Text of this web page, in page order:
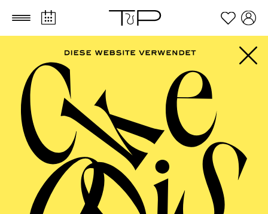
Zum Hauptinhalt springen Zum Footer springen
AALTO
MUSIKTHEATER,
AALTO BALLETT
ESSEN